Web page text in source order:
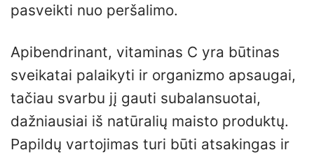
pasveikti nuo peršalimo.
Apibendrinant, vitaminas C yra būtinas
sveikatai palaikyti ir organizmo apsaugai,
tačiau svarbu jį gauti subalansuotai,
dažniausiai iš natūralių maisto produktų.
Papildų vartojimas turi būti atsakingas ir